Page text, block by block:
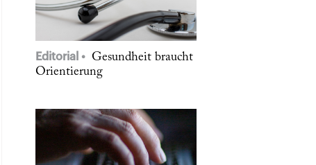
Editorial
Gesundheit braucht
Orientierung